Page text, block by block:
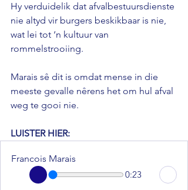
Hy verduidelik dat afvalbestuursdienste
nie altyd vir burgers beskikbaar is nie,
wat lei tot ‘n kultuur van
rommelstrooiing.
Marais sê dit is omdat mense in die
meeste gevalle nêrens het om hul afval
weg te gooi nie.
LUISTER HIER:
Francois Marais
0:23